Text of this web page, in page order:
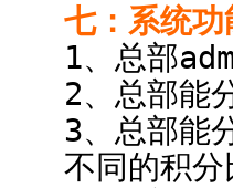
七：系统功
1、总部
2、总部能
3、总部能
不同的积分